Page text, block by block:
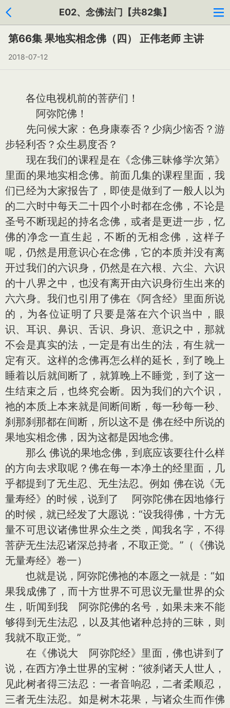
E02、念佛法门【共82集】
第66集 果地实相念佛（四） 正伟老师 主讲
2018-07-12
各位电视机前的菩萨们！
阿弥陀佛！
先问候大家：色身康泰否？少病少恼否？游
步轻利否？众生易度否？
现在我们的课程是在《念佛三昧修学次第》
里面的果地实相念佛。前面几集的课程里面，我
们已经为大家报告了，即使是做到了一般人以为
的二六时中每天二十四个小时都在念佛，不论是
圣号不断现起的持名念佛，或者是更进一步，忆
佛的净念一直生起，不断的无相念佛，这样子
呢，仍然是用意识心在念佛，它的本质并没有离
开过我们的六识身，仍然是在六根、六尘、六识
的十八界之中，也没有离开由六识身衍生出来的
六六身。我们也引用了佛在《阿含经》里面所说
的，为各位证明了只要是落在六个识当中，眼
识、耳识、鼻识、舌识、身识、意识之中，那就
不会是真实的法，一定是有出生的法，有生就一
定有灭。这样的念佛再怎么样的延长，到了晚上
睡着以后就间断了，就算晚上不睡觉，到了这一
生结束之后，也终究会断。因为我们的六个识，
祂的本质上本来就是间断间断，每一秒每一秒、
刹那刹那都在间断，所以这不是 佛在经中所说的
果地实相念佛，因为这都是因地念佛。
那么 佛说的果地念佛，到底应该要往什么样
的方向去求取呢？佛在每一本净土的经里面，几
乎都提到了无生忍、无生法忍。例如 佛在说《无
量寿经》的时候，说到了 阿弥陀佛在因地修行
的时候，就已经发了大愿说：“设我得佛，十方无
量不可思议诸佛世界众生之类，闻我名字，不得
菩萨无生法忍诸深总持者，不取正觉。”（《佛说
无量寿经》卷一）
也就是说，阿弥陀佛祂的本愿之一就是：“如
果我成佛了，而十方世界不可思议无量世界的众
生，听闻到我 阿弥陀佛的名号，如果未来不能
够得到无生法忍，以及其他诸种总持的三昧，则
我就不取正觉。”
在《佛说大 阿弥陀经》里面，佛也讲到了
说，在西方净土世界的宝树：“彼刹诸天人世人，
见此树者得三法忍：一者音响忍，二者柔顺忍，
三者无生法忍。如是树木花果，与诸众生而作佛